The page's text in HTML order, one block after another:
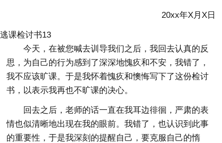
20xx年X月X日
逃课检讨书13
今天，在被您喊去训导我们之后，我回去认真的反
思，为自己的行为感到了深深地愧疚和不安，我错了，
我不应该旷课。于是我怀着愧疚和懊悔写下了这份检讨
书，以表示我再也不旷课的决心。
回去之后，老师的话一直在我耳边徘徊，严肃的表
情也似清晰地出现在我的眼前。我错了，也认识到此事
的重要性，于是我深刻的提醒自己，要克服自己的惰